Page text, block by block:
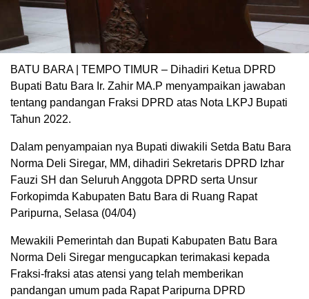
BATU BARA | TEMPO TIMUR – Dihadiri Ketua DPRD
Bupati Batu Bara Ir. Zahir MA.P menyampaikan jawaban
tentang pandangan Fraksi DPRD atas Nota LKPJ Bupati
Tahun 2022.
Dalam penyampaian nya Bupati diwakili Setda Batu Bara
Norma Deli Siregar, MM, dihadiri Sekretaris DPRD Izhar
Fauzi SH dan Seluruh Anggota DPRD serta Unsur
Forkopimda Kabupaten Batu Bara di Ruang Rapat
Paripurna, Selasa (04/04)
Mewakili Pemerintah dan Bupati Kabupaten Batu Bara
Norma Deli Siregar mengucapkan terimakasi kepada
Fraksi-fraksi atas atensi yang telah memberikan
pandangan umum pada Rapat Paripurna DPRD